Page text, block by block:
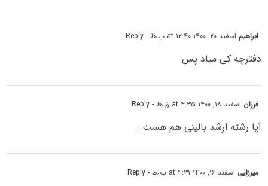
ابراهیم اسفند ۲۰, ۱۴۰۰ at ۱۲:۴۰ ب٫ظ - Reply
دفترچه کی میاد پس
فرزان اسفند ۱۸, ۱۴۰۰ at ۴:۳۵ ق٫ظ - Reply
آیا رشته ارشد بالینی هم هست..
میرزایی اسفند ۱۶, ۱۴۰۰ at ۴:۳۱ ب٫ظ - Reply